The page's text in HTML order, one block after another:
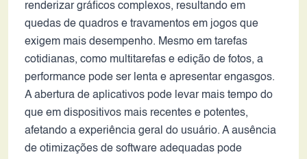
renderizar gráficos complexos, resultando em
quedas de quadros e travamentos em jogos que
exigem mais desempenho. Mesmo em tarefas
cotidianas, como multitarefas e edição de fotos, a
performance pode ser lenta e apresentar engasgos.
A abertura de aplicativos pode levar mais tempo do
que em dispositivos mais recentes e potentes,
afetando a experiência geral do usuário. A ausência
de otimizações de software adequadas pode